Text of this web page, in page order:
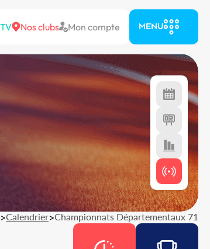
Nos clubs Mon compte MENU
>Calendrier>Championnats Départementaux 71